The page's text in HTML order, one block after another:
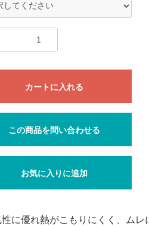
カートに入れる
この商品を問い合わせる
お気に入りに追加
に優れ熱がこもりにくく、ムレ